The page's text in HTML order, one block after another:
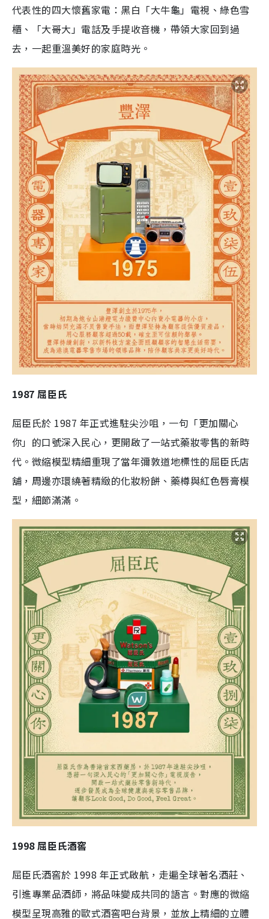
代表性的四大懷舊家電：黑白「大牛龜」電視、綠色雪
櫃、「大哥大」電話及手提收音機，帶領大家回到過
去，一起重溫美好的家庭時光。
1987 屈臣氏
屈臣氏於 1987 年正式進駐尖沙咀，一句「更加關心
你」的口號深入民心，更開啟了一站式藥妝零售的新時
代。微縮模型精細重現了當年彌敦道地標性的屈臣氏店
舖，周邊亦環繞著精緻的化妝粉餅、藥樽與紅色唇膏模
型，細節滿滿。
1998 屈臣氏酒窖
屈臣氏酒窖於 1998 年正式啟航，走遍全球著名酒莊、
引進專業品酒師，將品味變成共同的語言。對應的微縮
模型呈現高雅的歐式酒窖吧台背景，並放上精細的立體